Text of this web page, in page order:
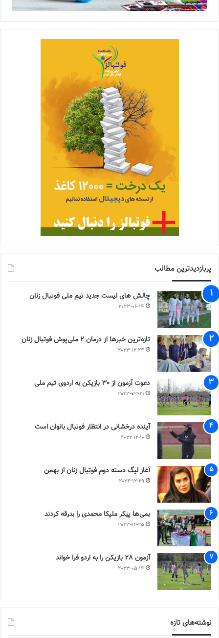
پربازدیدترین مطالب
چالش هاى ليست جدید تيم ملى فوتبال زنان
2023-06-14
تازه‌ترین خبرها از درمان ۲ ملی‌پوش فوتبال زنان
2023-12-24
دعوت آزمون از 30 بازیکن به اردوی تیم ملی
2023-03-21
آینده درخشانی در انتظار فوتبال بانوان است
2022-12-10
آغاز لیگ دسته دوم فوتبال زنان از بهمن
2024-12-29
بمی‌ها پیکر ملیکا محمدی را بدرقه کردند
2023-12-25
آزمون 28 بازیکن را به اردو فرا خواند
2023-05-14
نوشته‌های تازه